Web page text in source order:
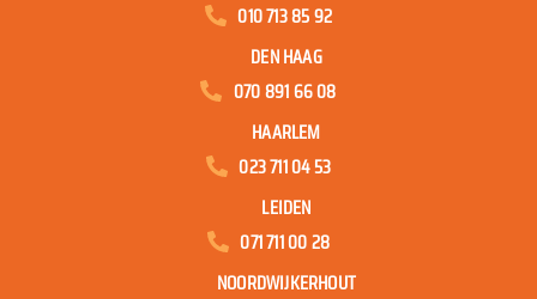
010 713 85 92
DEN HAAG
070 891 66 08
HAARLEM
023 711 04 53
LEIDEN
071 711 00 28
NOORDWIJKERHOUT